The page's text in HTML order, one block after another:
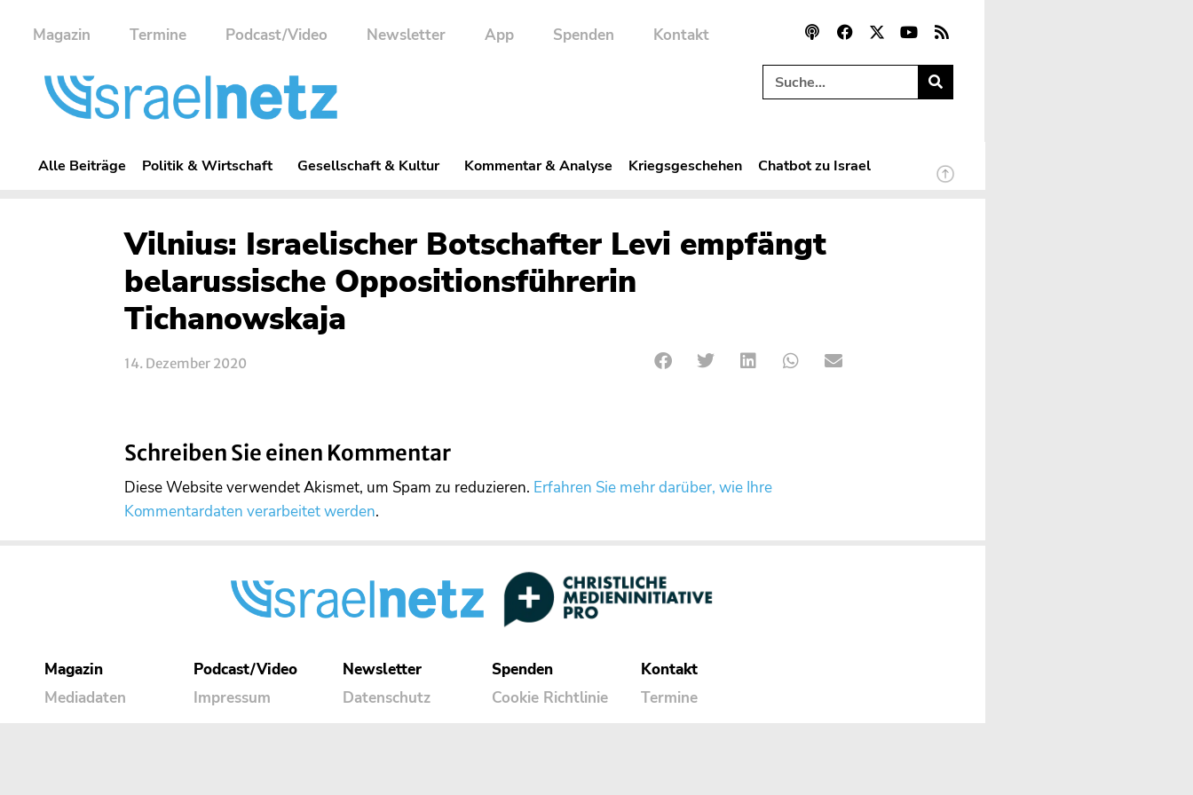
Magazin Termine Podcast/Video Newsletter App Spenden Kontakt
Alle Beiträge Politik & Wirtschaft Gesellschaft & Kultur Kommentar & Analyse Kriegsgeschehen Chatbot zu Israel
Vilnius: Israelischer Botschafter Levi empfängt
belarussische Oppositionsführerin
Tichanowskaja
14. Dezember 2020
Schreiben Sie einen Kommentar
Diese Website verwendet Akismet, um Spam zu reduzieren. Erfahren Sie mehr darüber, wie Ihre
Kommentardaten verarbeitet werden.
Magazin
Mediadaten
Podcast/Video
Impressum
Newsletter
Datenschutz
Spenden
Cookie Richtlinie
Kontakt
Termine